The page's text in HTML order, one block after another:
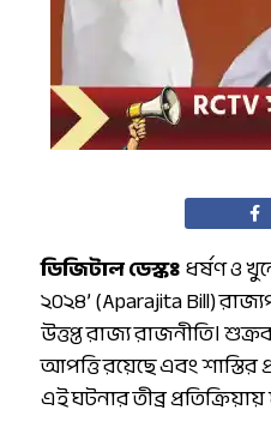
ডিজিটাল ডেস্কঃধর্ষণ ও
২০২৪’ (Aparajita Bill)
উত্তপ্ত রাজ্য রাজনীতি।
আপত্তি রয়েছে এবং শাস্তির
এই ঘটনার তীব্র